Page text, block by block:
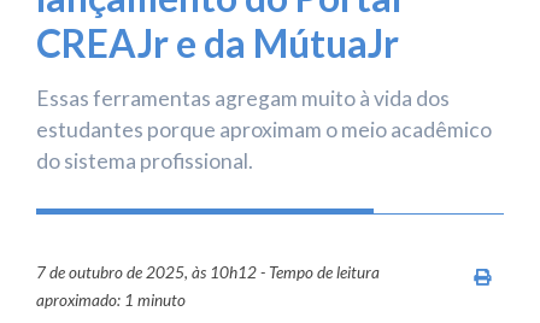
CREAJr e da MútuaJr
Essas ferramentas agregam muito à vida dos
estudantes porque aproximam o meio acadêmico
do sistema profissional.
7 de outubro de 2025, às 10h12 - Tempo de leitura
aproximado: 1 minuto